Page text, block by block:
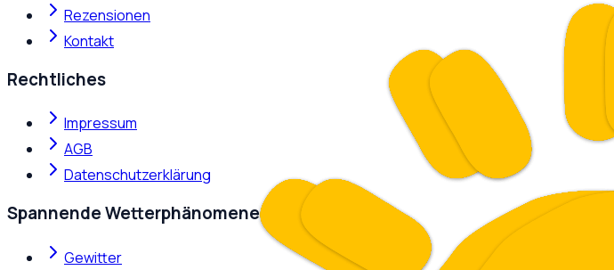
Rezensionen
Kontakt
Rechtliches
Impressum
AGB
Datenschutzerklärung
Spannende Wetterphänomene
Gewitter